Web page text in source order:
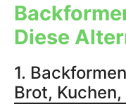
Diese
1.
Brot,